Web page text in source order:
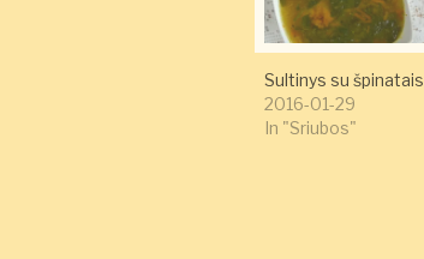
Sultinys su špinatais
2016-01-29
In "Sriubos"